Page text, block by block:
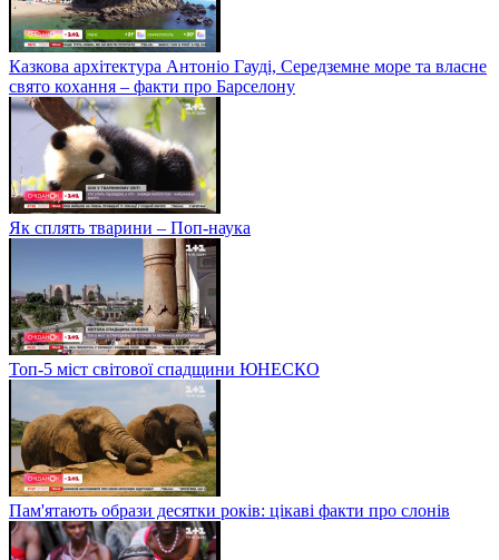
Казкова архітектура Антоніо Гауді, Середземне море та власне
свято кохання – факти про Барселону
Як сплять тварини – Поп-наука
Топ-5 міст світової спадщини ЮНЕСКО
Пам'ятають образи десятки років: цікаві факти про слонів